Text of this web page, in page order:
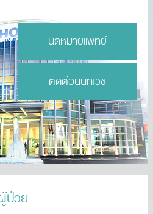
นัดหมายแพทย์
ติดต่อนนทเวช
ป่วย